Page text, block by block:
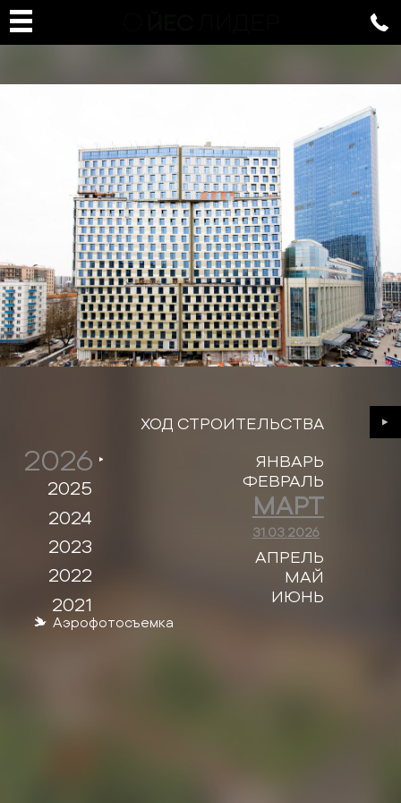
Next
2026
2025
2024
2023
2022
2021
ЯНВАРЬ
ФЕВРАЛЬ
МАРТ
31.03.2026
АПРЕЛЬ
МАЙ
ИЮНЬ
Аэрофотосъемка
ХОД СТРОИТЕЛЬСТВА